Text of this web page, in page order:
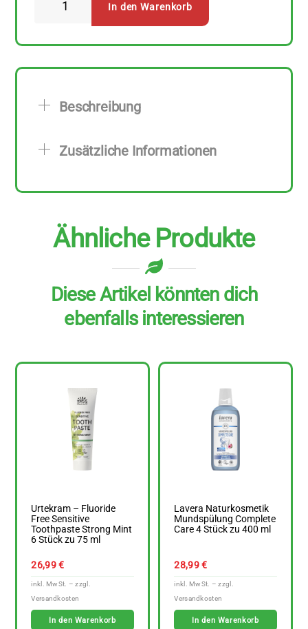
zu
Menge
In den Warenkorb
Beschreibung
Zusätzliche Informationen
Ähnliche Produkte
Diese Artikel könnten dich
ebenfalls interessieren
Urtekram – Fluoride
Free Sensitive
Toothpaste Strong Mint
6 Stück zu 75 ml
26,99€
In den Warenkorb
Lavera Naturkosmetik
Mundspülung Complete
Care 4 Stück zu 400 ml
28,99€
In den Warenkorb